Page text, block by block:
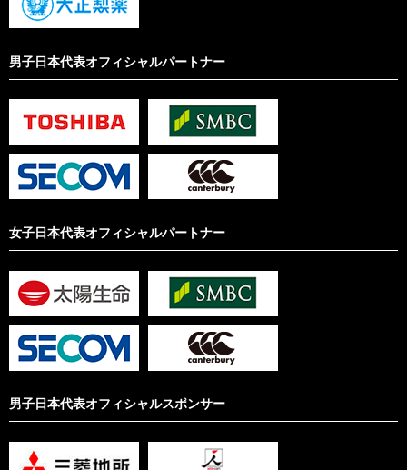
男子日本代表オフィシャルパートナー
女子日本代表オフィシャルパートナー
男子日本代表オフィシャルスポンサー